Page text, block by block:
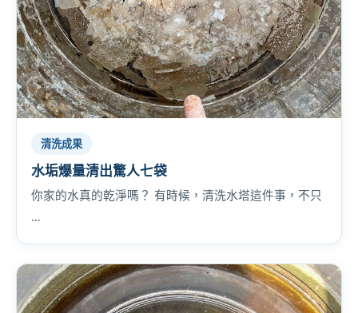
清洗成果
水垢爆量清出驚人七袋
你家的水真的乾淨嗎？ 有時候，清洗水塔這件事，不只
…